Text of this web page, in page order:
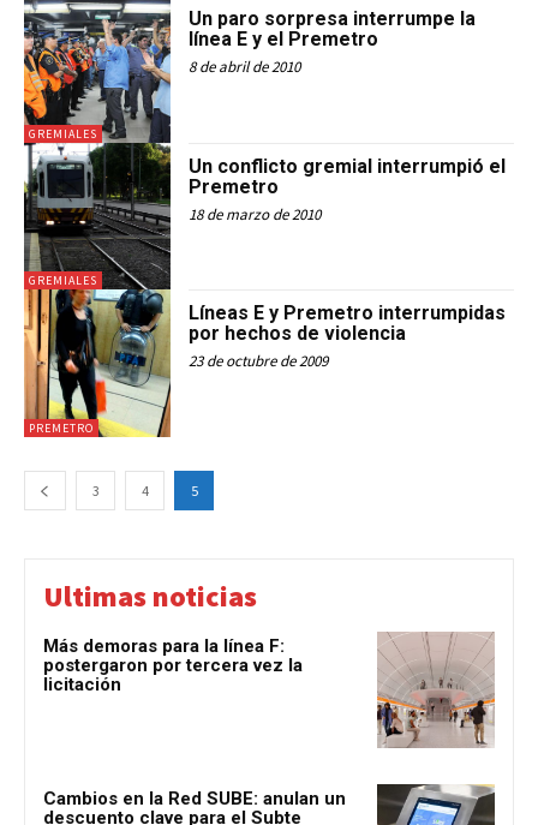
GREMIALES
Un paro sorpresa interrumpe la
línea E y el Premetro
8 de abril de 2010
GREMIALES
Un conflicto gremial interrumpió el
Premetro
18 de marzo de 2010
PREMETRO
Líneas E y Premetro interrumpidas
por hechos de violencia
23 de octubre de 2009
3 4 5
Ultimas noticias
Más demoras para la línea F:
postergaron por tercera vez la
licitación
Cambios en la Red SUBE: anulan un
descuento clave para el Subte